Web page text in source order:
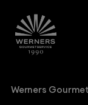
Werners